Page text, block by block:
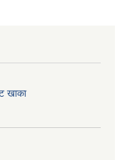
खाका